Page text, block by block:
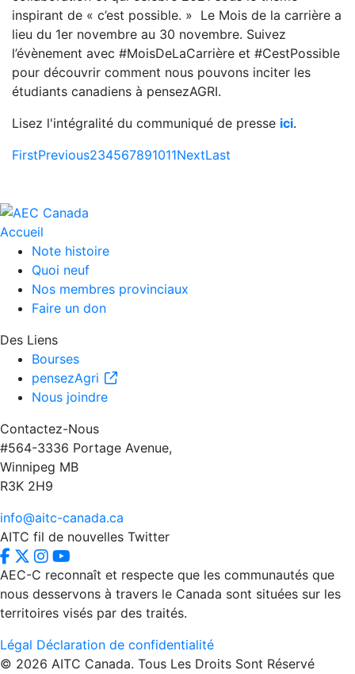
inspirant de « c’est possible. » Le Mois de la carrière a
lieu du 1er novembre au 30 novembre. Suivez
l’évènement avec #MoisDeLaCarrière et #CestPossible
pour découvrir comment nous pouvons inciter les
étudiants canadiens à pensezAGRI.
Lisez l'intégralité du communiqué de presse ici.
FirstPrevious234567891011NextLast
Accueil
Note histoire
Quoi neuf
Nos membres provinciaux
Faire un don
Des Liens
Bourses
pensezAgri
Nous joindre
Contactez-Nous
#564-3336 Portage Avenue,
Winnipeg MB
R3K 2H9
info@aitc-canada.ca
AITC fil de nouvelles Twitter
AEC-C reconnaît et respecte que les communautés que
nous desservons à travers le Canada sont situées sur les
territoires visés par des traités.
Légal Déclaration de confidentialité
© 2026 AITC Canada. Tous Les Droits Sont Réservé